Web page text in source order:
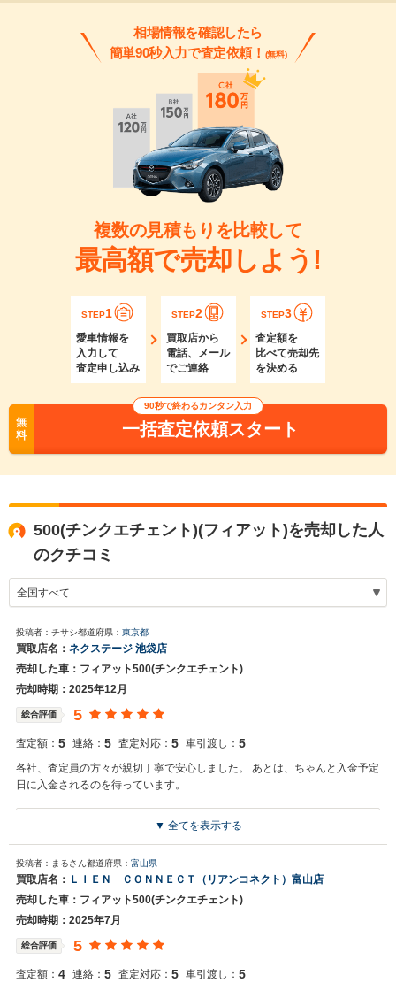
相場情報を確認したら
簡単90秒入力で査定依頼！ (無料)
複数の見積もりを比較して
最高額で売却しよう!
STEP1
愛車情報を
入力して
査定申し込み
STEP2
買取店から
電話、メール
でご連絡
STEP3
査定額を
比べて売却先
を決める
無
料
90秒で終わるカンタン入力
一括査定依頼スタート
500(チンクエチェント)(フィアット)を売却した人
のクチコミ
投稿者：チサシ都道府県： 東京都
買取店名： ネクステージ 池袋店
売却した車：フィアット500(チンクエチェント)
売却時期：2025年12月
総合評価 5
査定額： 5 連絡： 5 査定対応： 5 車引渡し： 5
各社、査定員の方々が親切丁寧で安心しました。 あとは、ちゃんと入金予定
日に入金されるのを待っています。
度はネクステージをご利用いただきまして誠にありがとうございまし
た。 弊社スタッフの接客をお褒め頂き光栄です。 今後もご満足いただ
けるよう精進してまいります。 スタッフ一同、またのご利用お待ちし
ております。
▼ 全てを表示する
投稿者：まるさん都道府県： 富山県
買取店名： ＬＩＥＮ ＣＯＮＮＥＣＴ（リアンコネクト）富山店
売却した車：フィアット500(チンクエチェント)
売却時期：2025年7月
総合評価 5
査定額： 4 連絡： 5 査定対応： 5 車引渡し： 5